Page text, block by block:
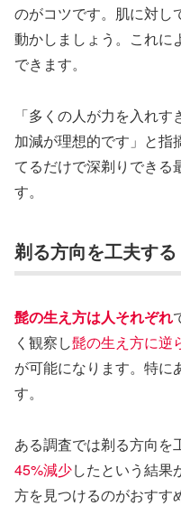
のがコツです。肌に対し
動かしましょう。これに
できます。
「多くの人が力を入れ
加減が理想的です」と指
てるだけで深剃りできる
す。
剃る方向を工夫する
髭の生え方は人それぞれ
く観察し髭の生え方に逆
が可能になります。特に
す。
ある調査では剃る方向を
45%減少したという結果
方を見つけるのがおすす